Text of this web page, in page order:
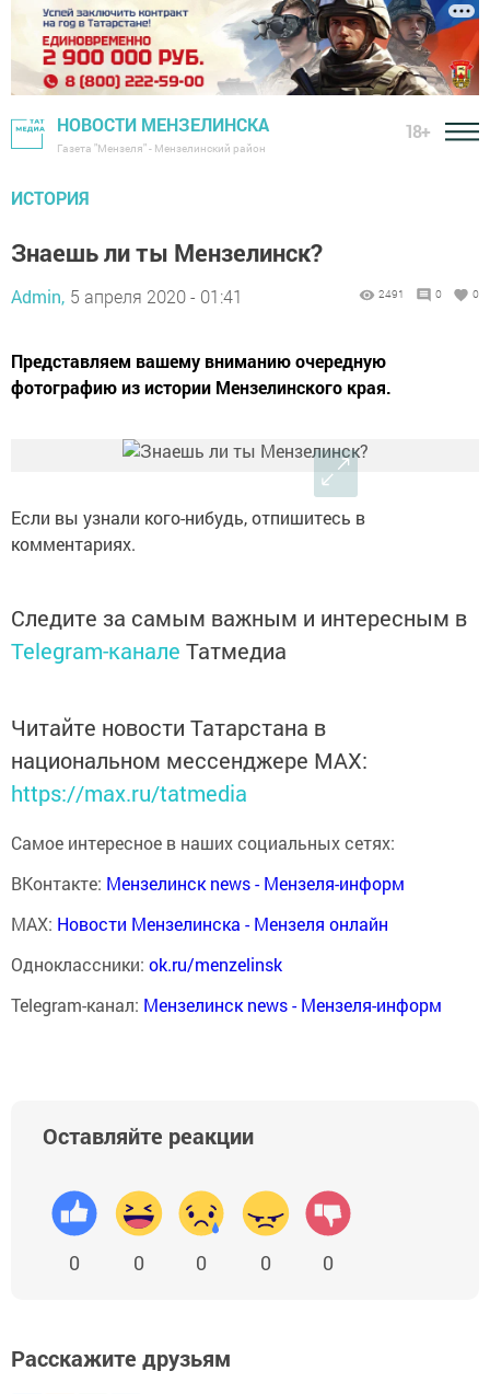
НОВОСТИ МЕНЗЕЛИНСКА
Газета "Мензеля" - Мензелинский район
18+
ИСТОРИЯ
Знаешь ли ты Мензелинск?
Admin, 5 апреля 2020 - 01:41 2491 0 0
Представляем вашему вниманию очередную
фотографию из истории Мензелинского края.
Если вы узнали кого-нибудь, отпишитесь в
комментариях.
Следите за самым важным и интересным в
Telegram-канале Татмедиа
Читайте новости Татарстана в
национальном мессенджере MАХ:
https://max.ru/tatmedia
Самое интересное в наших социальных сетях:
ВКонтакте: Мензелинск news - Мензеля-информ
MAX: Новости Мензелинска - Мензеля онлайн
Одноклассники: ok.ru/menzelinsk
Telegram-канал: Мензелинск news - Мензеля-информ
Оставляйте реакции
0 0 0 0 0
Расскажите друзьям